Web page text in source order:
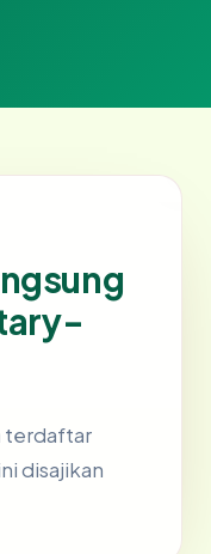
terdaftar
disajikan